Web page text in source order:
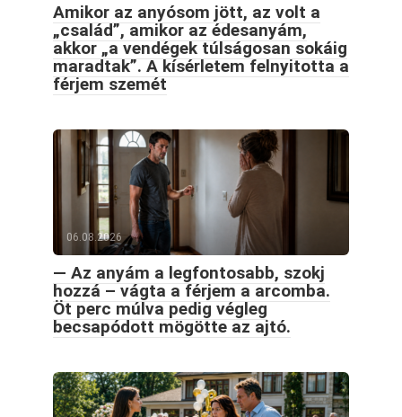
Amikor az anyósom jött, az volt a
„család”, amikor az édesanyám,
akkor „a vendégek túlságosan sokáig
maradtak”. A kísérletem felnyitotta a
férjem szemét
06.08.2026
— Az anyám a legfontosabb, szokj
hozzá – vágta a férjem a arcomba.
Öt perc múlva pedig végleg
becsapódott mögötte az ajtó.